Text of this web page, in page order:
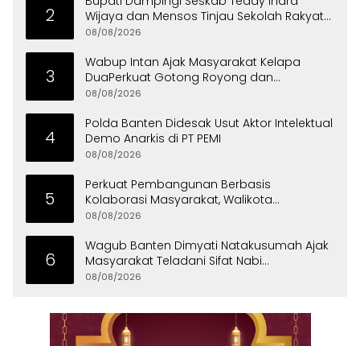
2
Wijaya dan Mensos Tinjau Sekolah Rakyat
di Curug
08/08/2026
3
Wabup Intan Ajak Masyarakat Kelapa
DuaPerkuat Gotong Royong dan
Persatuan
08/08/2026
4
Polda Banten Didesak Usut Aktor Intelektual
Demo Anarkis di PT PEMI
08/08/2026
5
Perkuat Pembangunan Berbasis
Kolaborasi Masyarakat, Walikota
Tangerang Raih LPM Award 2026
08/08/2026
6
Wagub Banten Dimyati Natakusumah Ajak
Masyarakat Teladani Sifat Nabi
Muhammad
08/08/2026